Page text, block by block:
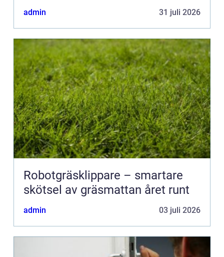
admin 31 juli 2026
Robotgräsklippare – smartare
skötsel av gräsmattan året runt
admin 03 juli 2026